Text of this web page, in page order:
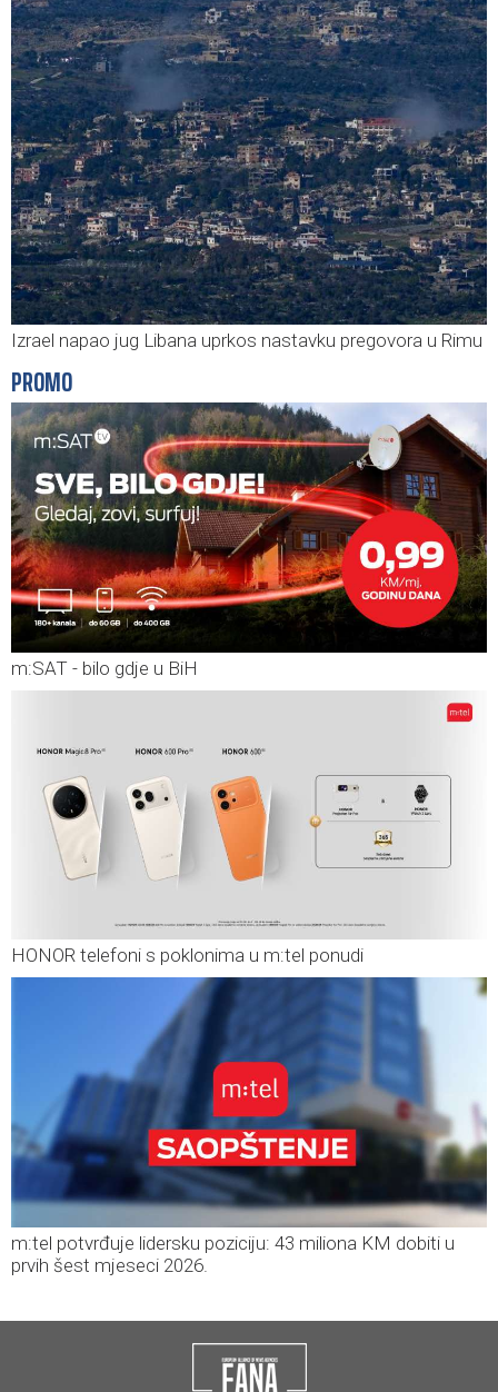
Izrael napao jug Libana uprkos nastavku pregovora u Rimu
PROMO
m:SAT - bilo gdje u BiH
HONOR telefoni s poklonima u m:tel ponudi
m:tel potvrđuje lidersku poziciju: 43 miliona KM dobiti u
prvih šest mjeseci 2026.